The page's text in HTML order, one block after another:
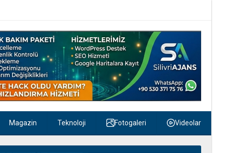
Magazin Teknoloji Fotogaleri Videolar